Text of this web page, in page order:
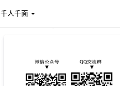
千人千面